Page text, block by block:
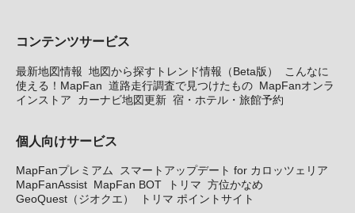
コンテンツサービス
最新地図情報 地図から探すトレンド情報（Beta版）
こんなに
使える！MapFan 道路走行調査で見つけたもの MapFanオンラ
インストア
カーナビ地図更新 宿・ホテル・旅館予約
個人向けサービス
MapFanプレミアム
スマートアップデート for カロッツェリア
MapFanAssist MapFan BOT トリマ 方位かなめ
GeoQuest（ジオクエ）
トリマ ポイントサイト